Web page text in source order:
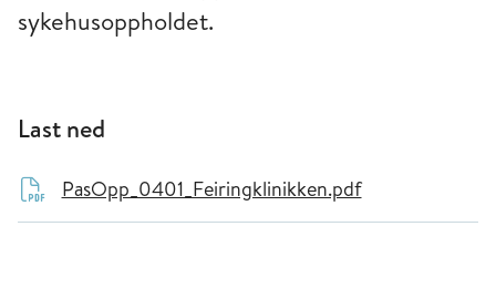
sykehusoppholdet.
Last ned
PasOpp_0401_Feiringklinikken.pdf